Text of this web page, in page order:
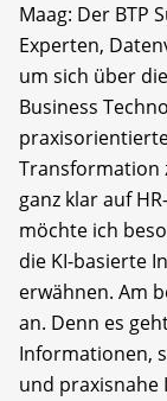
Maag: Der BTP
Experten,
um sich über
Business
Transformation
ganz klar auf
möchte ich
die KI-basierte
erwähnen. Am
an. Denn es
Informationen,
und praxisnahe